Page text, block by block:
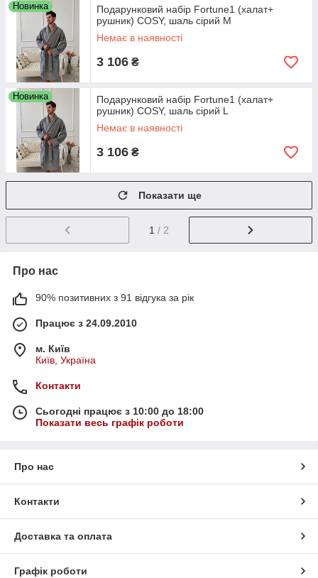
Новинка
Подарунковий набір Fortune1 (халат+
рушник) COSY, шаль сірий M
Немає в наявності
3 106 ₴
Новинка
Подарунковий набір Fortune1 (халат+
рушник) COSY, шаль сірий L
Немає в наявності
3 106 ₴
Показати ще
1 / 2
Про нас
90% позитивних з 91 відгука за рік
Працює з 24.09.2010
м. Київ
Київ, Україна
Контакти
Сьогодні працює з 10:00 до 18:00
Показати весь графік роботи
Про нас
Контакти
Доставка та оплата
Графік роботи